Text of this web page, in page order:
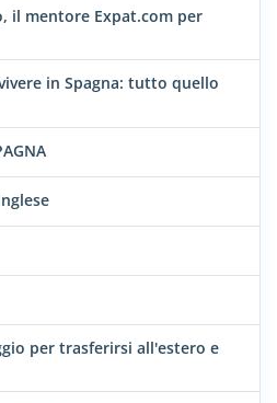
il mentore Expat.com per
in Spagna: tutto quello
per trasferirsi all'estero e